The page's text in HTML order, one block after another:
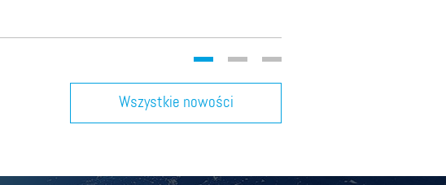
Wszystkie nowości